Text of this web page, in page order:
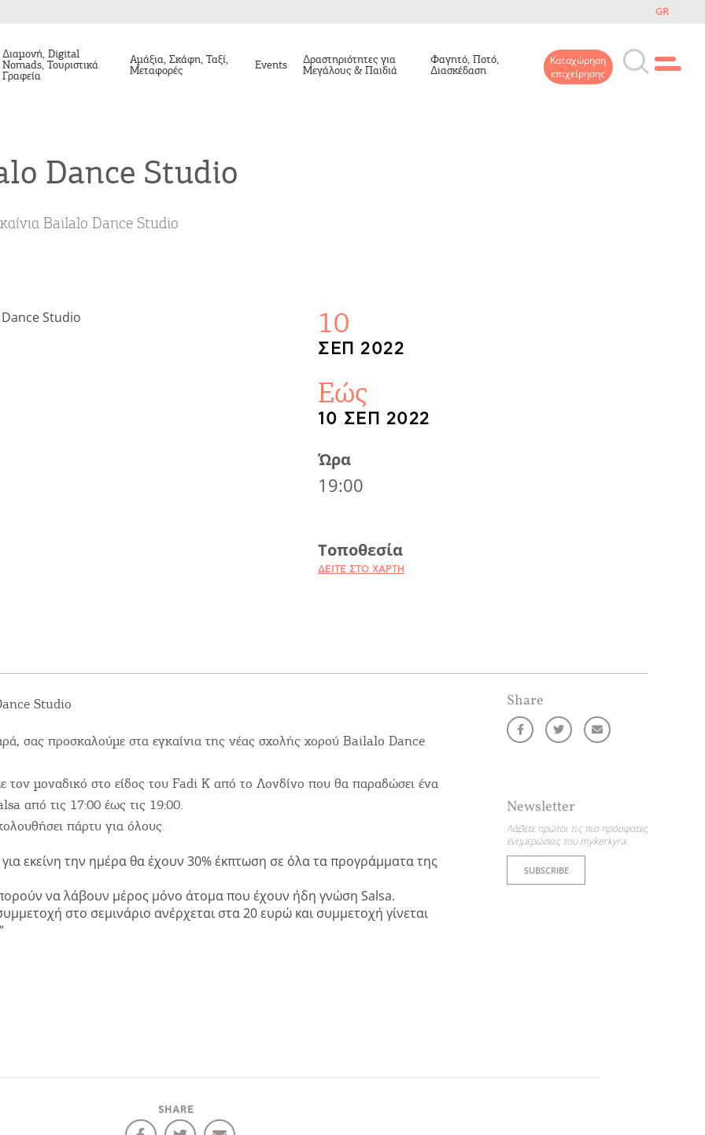
GR
Διαμονή, Digital
Nomads, Τουριστικά
Γραφεία
Αμάξια, Σκάφη, Ταξί,
Μεταφορές Events Δραστηριότητες για
Μεγάλους & Παιδιά
Φαγητό, Ποτό,
Διασκέδαση
Καταχώρηση
επιχείρησης
Γίνετε συνεργάτης μας
ΚΑΤΑΧΩΡΕΊΣΤΕ ΤΗΝ ΕΠΙΧΕΊΡΗΣΗ ΣΑΣ
Dance Studio
Bailalo Dance Studio
10
ΣΕΠ 2022
Εώς
10 ΣΕΠ 2022
Ώρα
19:00
Τοποθεσία
ΔΕΊΤΕ ΣΤΟ ΧΆΡΤΗ
Studio
σας προσκαλούμε στα εγκαίνια της νέας σχολής χορού Bailalo Dance
τον μοναδικό στο είδος του Fadi K από το Λονδίνο που θα παραδώσει ένα
από τις 17:00 έως τις 19:00.
πάρτυ για όλους.
εκείνη την ημέρα θα έχουν 30% έκπτωση σε όλα τα προγράμματα της
να λάβουν μέρος μόνο άτομα που έχουν ήδη γνώση Salsa.
στο σεμινάριο ανέρχεται στα 20 ευρώ και συμμετοχή γίνεται
Share
Newsletter
Λάβετε πρώτοι τις πιο πρόσφατες
ενημερώσεις του mykerkyra.
SUBSCRIBE
SHARE